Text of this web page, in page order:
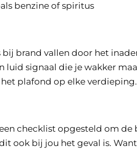
benzine of spiritus
brand vallen door het
signaal die je wakker
plafond op elke verdieping.
checklist opgesteld om
ook bij jou het geval is.